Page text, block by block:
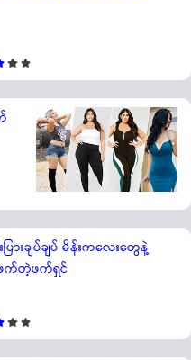
ပြားချပ်ချပ် မိန်းကလေးတွေနဲ့
တဲ့ဖက်ရှင်